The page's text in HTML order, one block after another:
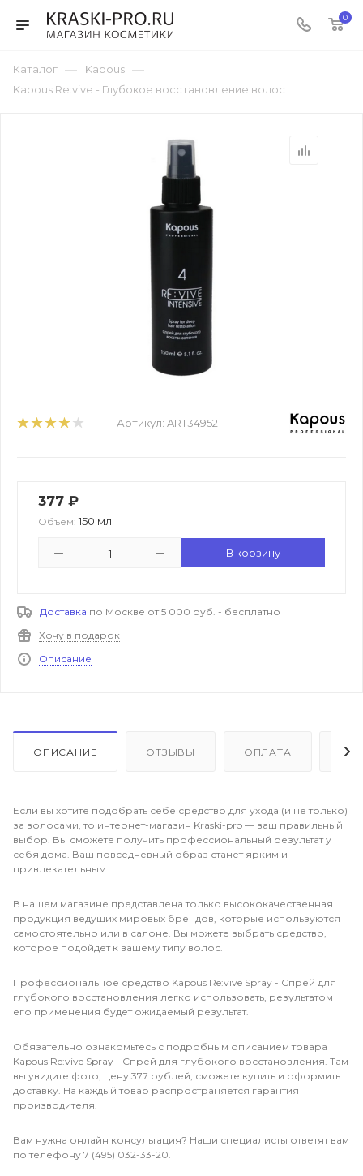
0
Каталог — Kapous —
Kapous Re:vive - Глубокое восстановление волос
Артикул: ART34952
377 ₽
Объем: 150 мл
В корзину
Доставка по Москве от 5 000 руб. - бесплатно
Хочу в подарок
Описание
ОПИСАНИЕ ОТЗЫВЫ ОПЛАТА
Если вы хотите подобрать себе средство для ухода (и не только)
за волосами, то интернет-магазин Kraski-pro — ваш правильный
выбор. Вы сможете получить профессиональный результат у
себя дома. Ваш повседневный образ станет ярким и
привлекательным.
В нашем магазине представлена только высококачественная
продукция ведущих мировых брендов, которые используются
самостоятельно или в салоне. Вы можете выбрать средство,
которое подойдет к вашему типу волос.
Профессиональное средство Kapous Re:vive Spray - Спрей для
глубокого восстановления легко использовать, результатом
его применения будет ожидаемый результат.
Обязательно ознакомьтесь с подробным описанием товара
Kapous Re:vive Spray - Спрей для глубокого восстановления. Там
вы увидите фото, цену 377 рублей, сможете купить и оформить
доставку. На каждый товар распространяется гарантия
производителя.
Вам нужна онлайн консультация? Наши специалисты ответят вам
по телефону 7 (495) 032-33-20.